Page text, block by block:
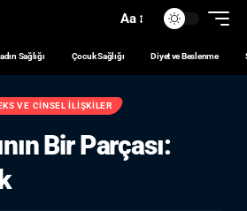
Aa
Sağlığı Çocuk Sağlığı Diyet ve Beslenme
VE CINSEL İLIŞKILER
Bir Parçası: